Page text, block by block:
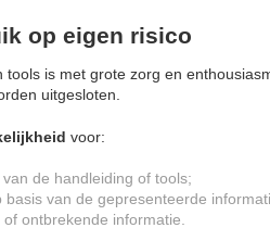
op eigen risico
is met grote zorg en
uitgesloten.
voor:
de handleiding of tools;
van de gepresenteerde
ontbrekende informatie.